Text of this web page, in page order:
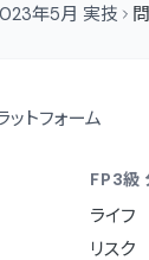
年5月 実技
トフォーム
FP3級
ライフ
リスク